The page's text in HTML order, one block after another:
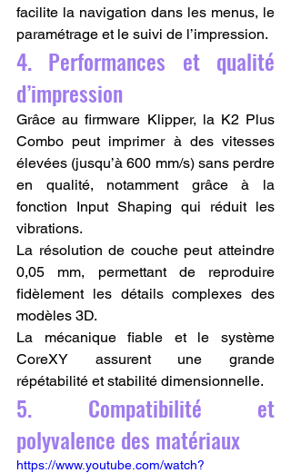
facilite la navigation dans les menus, le
paramétrage et le suivi de l’impression.
4. Performances et qualité
d’impression
Grâce au firmware Klipper, la K2 Plus
Combo peut imprimer à des vitesses
élevées (jusqu’à 600 mm/s) sans perdre
en qualité, notamment grâce à la
fonction Input Shaping qui réduit les
vibrations.
La résolution de couche peut atteindre
0,05 mm, permettant de reproduire
fidèlement les détails complexes des
modèles 3D.
La mécanique fiable et le système
CoreXY assurent une grande
répétabilité et stabilité dimensionnelle.
5. Compatibilité et
polyvalence des matériaux
https://www.youtube.com/watch?